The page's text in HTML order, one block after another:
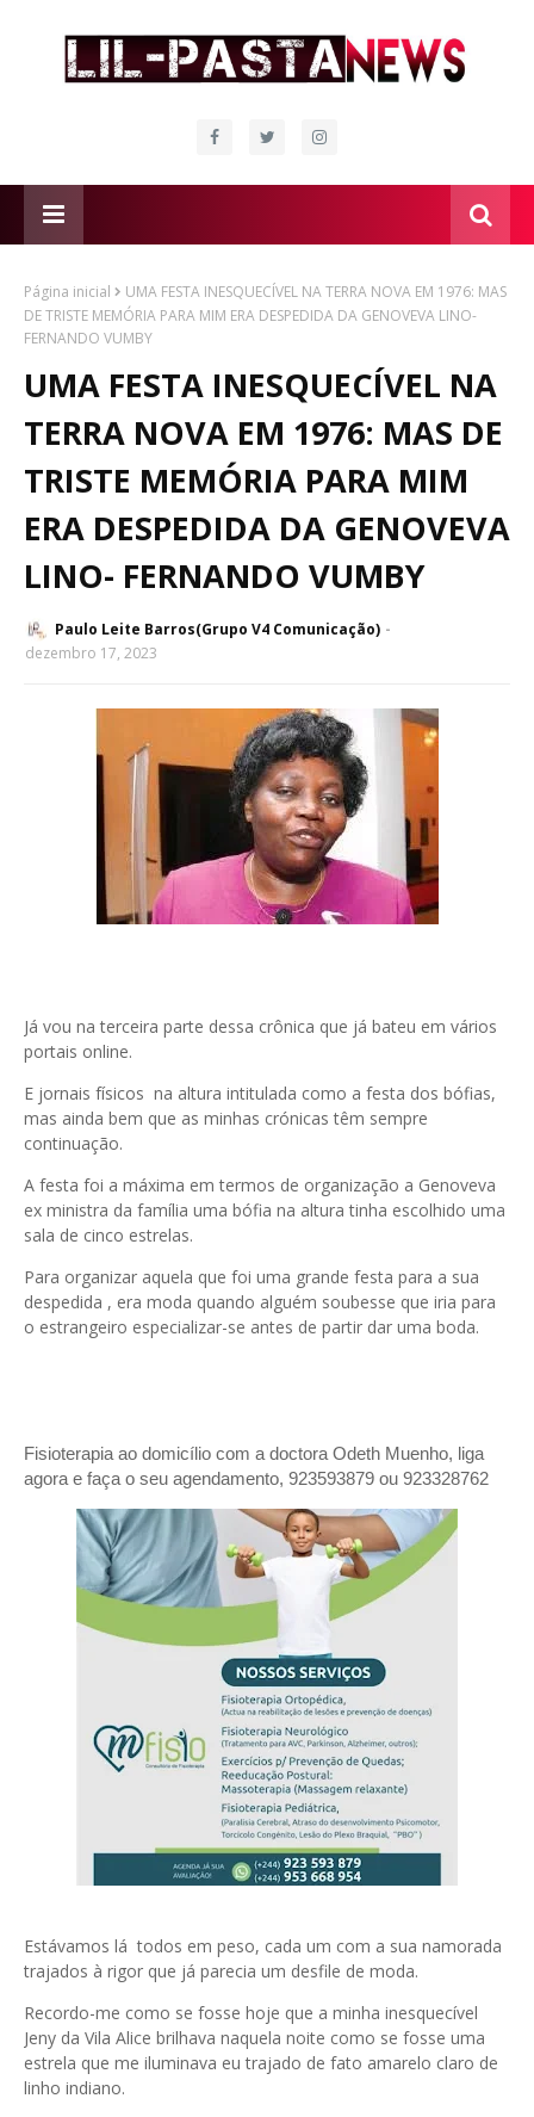
Página inicial
UMA FESTA INESQUECÍVEL NA TERRA NOVA EM 1976: MAS
DE TRISTE MEMÓRIA PARA MIM ERA DESPEDIDA DA GENOVEVA LINO-
FERNANDO VUMBY
UMA FESTA INESQUECÍVEL NA
TERRA NOVA EM 1976: MAS DE
TRISTE MEMÓRIA PARA MIM
ERA DESPEDIDA DA GENOVEVA
LINO- FERNANDO VUMBY
Paulo Leite Barros(Grupo V4 Comunicação)
dezembro 17, 2023
Já vou na terceira parte dessa crônica que já bateu em vários
portais online.
E jornais físicos na altura intitulada como a festa dos bófias,
mas ainda bem que as minhas crónicas têm sempre
continuação.
A festa foi a máxima em termos de organização a Genoveva
ex ministra da família uma bófia na altura tinha escolhido uma
sala de cinco estrelas.
Para organizar aquela que foi uma grande festa para a sua
despedida , era moda quando alguém soubesse que iria para
o estrangeiro especializar-se antes de partir dar uma boda.
Fisioterapia ao domicílio com a doctora Odeth Muenho, liga
agora e faça o seu agendamento, 923593879 ou 923328762
Estávamos lá todos em peso, cada um com a sua namorada
trajados à rigor que já parecia um desfile de moda.
Recordo-me como se fosse hoje que a minha inesquecível
Jeny da Vila Alice brilhava naquela noite como se fosse uma
estrela que me iluminava eu trajado de fato amarelo claro de
linho indiano.